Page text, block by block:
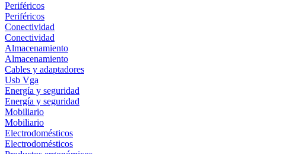
Periféricos
Periféricos
Conectividad
Conectividad
Almacenamiento
Almacenamiento
Cables y adaptadores
Usb Vga
Energía y seguridad
Energía y seguridad
Mobiliario
Mobiliario
Electrodomésticos
Electrodomésticos